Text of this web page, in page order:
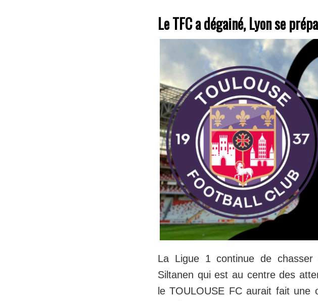
Le TFC a dégainé, Lyon se
La Ligue 1 continue de
Siltanen qui est au centre des
le TOULOUSE FC aurait fait une